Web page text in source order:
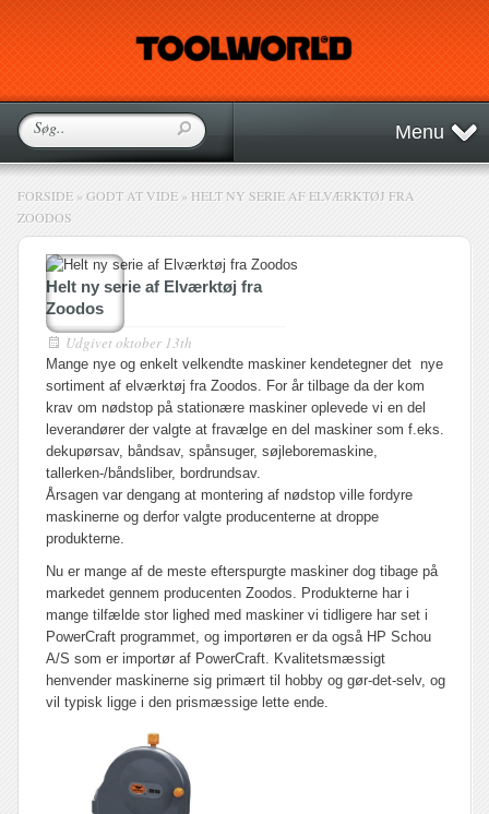
Menu
FORSIDE » GODT AT VIDE » HELT NY SERIE AF ELVÆRKTØJ FRA
ZOODOS
Helt ny serie af Elværktøj fra
Zoodos
Udgivet oktober 13th
Mange nye og enkelt velkendte maskiner kendetegner det nye
sortiment af elværktøj fra Zoodos. For år tilbage da der kom
krav om nødstop på stationære maskiner oplevede vi en del
leverandører der valgte at fravælge en del maskiner som f.eks.
dekupørsav, båndsav, spånsuger, søjleboremaskine,
tallerken-/båndsliber, bordrundsav.
Årsagen var dengang at montering af nødstop ville fordyre
maskinerne og derfor valgte producenterne at droppe
produkterne.
Nu er mange af de meste efterspurgte maskiner dog tibage på
markedet gennem producenten Zoodos. Produkterne har i
mange tilfælde stor lighed med maskiner vi tidligere har set i
PowerCraft programmet, og importøren er da også HP Schou
A/S som er importør af PowerCraft. Kvalitetsmæssigt
henvender maskinerne sig primært til hobby og gør-det-selv, og
vil typisk ligge i den prismæssige lette ende.